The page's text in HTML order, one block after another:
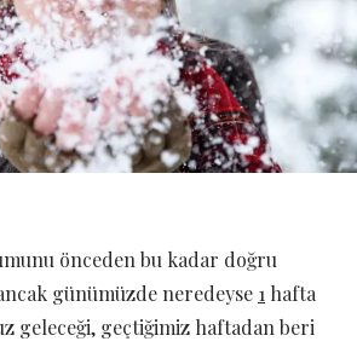
önceden bu kadar doğru
günümüzde neredeyse 1 hafta
geleceği, geçtiğimiz haftadan beri